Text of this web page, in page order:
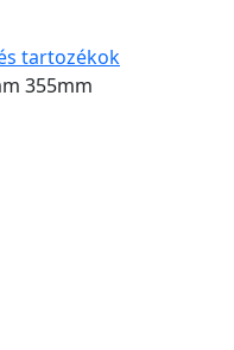
tartozékok
355mm